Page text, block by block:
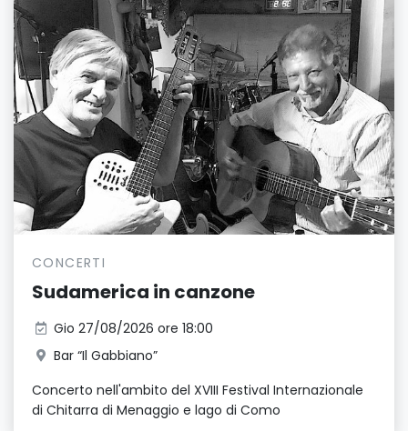
CONCERTI
Sudamerica in canzone
Gio 27/08/2026 ore 18:00
Bar “Il Gabbiano”
Concerto nell'ambito del XVIII Festival Internazionale
di Chitarra di Menaggio e lago di Como